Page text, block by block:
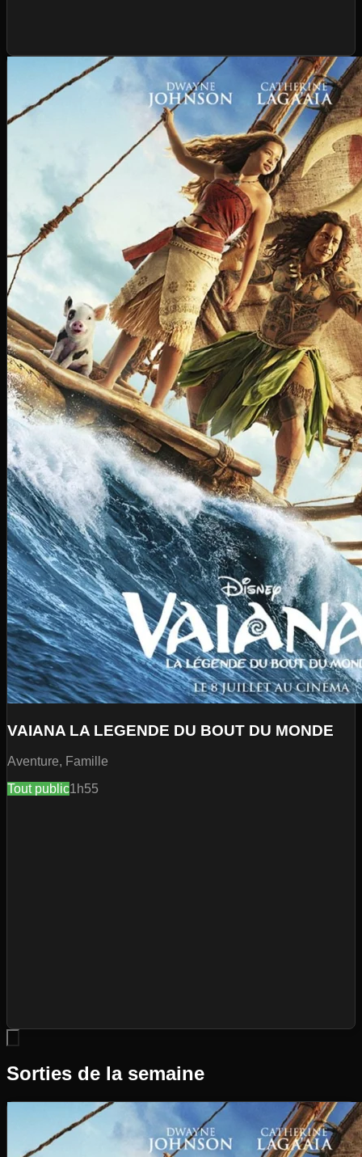
VAIANA LA LEGENDE DU BOUT DU MONDE
Aventure, Famille
Tout public1h55
Sorties de la semaine